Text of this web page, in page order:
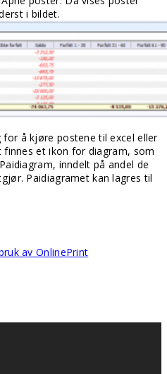
i bildet.
å kjøre postene til excel eller
et ikon for diagram, som
inndelt på andel de
Paidiagramet kan lagres til
av OnlinePrint